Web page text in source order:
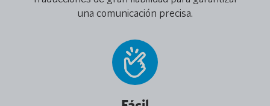
una comunicación precisa.